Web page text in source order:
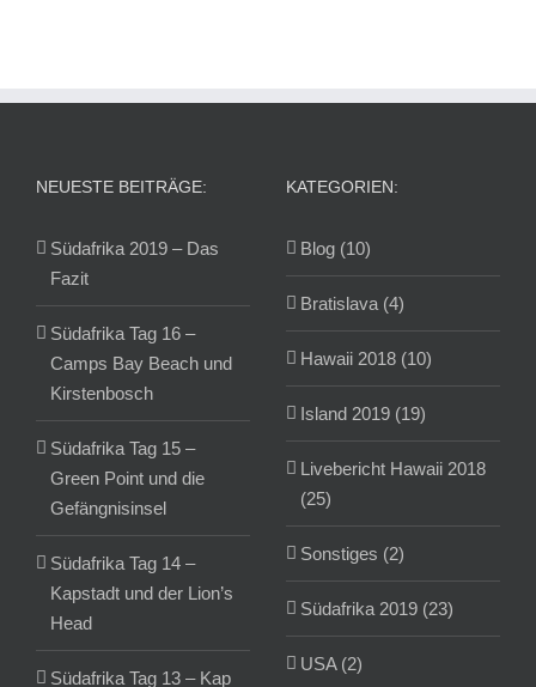
NEUESTE BEITRÄGE:
Südafrika 2019 – Das
Fazit
Südafrika Tag 16 –
Camps Bay Beach und
Kirstenbosch
Südafrika Tag 15 –
Green Point und die
Gefängnisinsel
Südafrika Tag 14 –
Kapstadt und der Lion’s
Head
Südafrika Tag 13 – Kap
KATEGORIEN:
Blog (10)
Bratislava (4)
Hawaii 2018 (10)
Island 2019 (19)
Livebericht Hawaii 2018
(25)
Sonstiges (2)
Südafrika 2019 (23)
USA (2)